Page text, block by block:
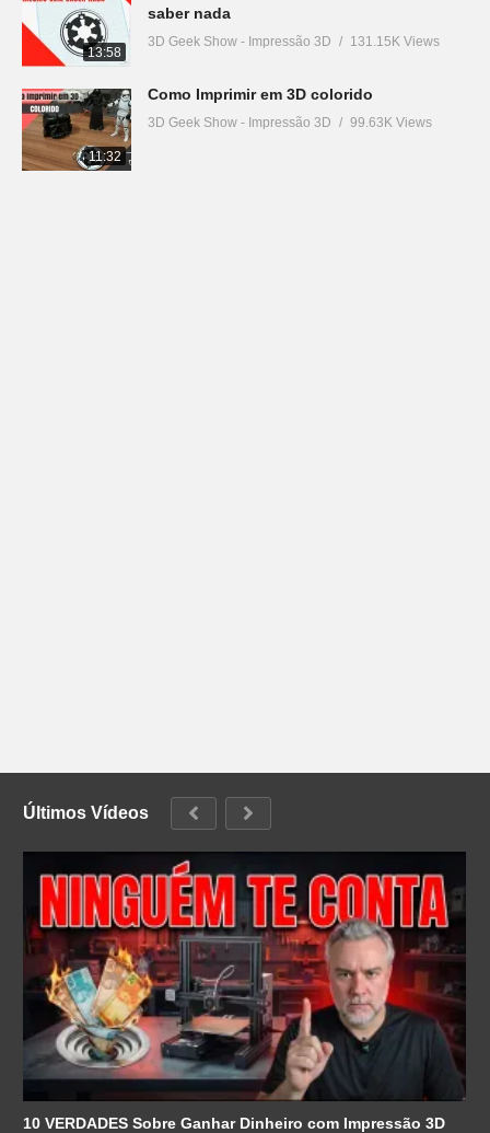
13:58
saber nada
3D Geek Show - Impressão 3D 131.15K Views
11:32
Como Imprimir em 3D colorido
3D Geek Show - Impressão 3D 99.63K Views
Últimos Vídeos
10 VERDADES Sobre Ganhar Dinheiro com Impressão 3D